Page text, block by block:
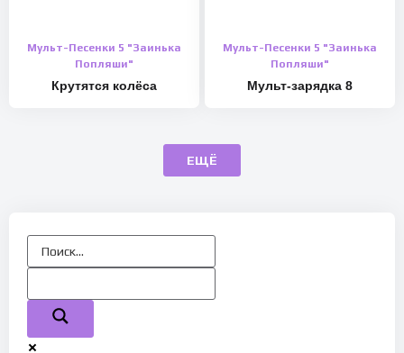
Мульт-Песенки 5 "Заинька
Попляши"
Крутятся колёса
Мульт-Песенки 5 "Заинька
Попляши"
Мульт-зарядка 8
ЕЩЁ